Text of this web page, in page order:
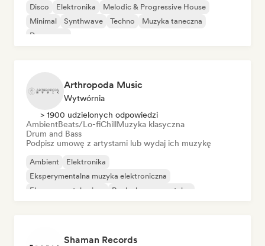
Disco Elektronika
Melodic & Progressive House
Minimal
Synthwave Techno
Muzyka taneczna
Dance pop
Arthropoda Music
Wytwórnia
> 1900 udzielonych odpowiedzi
AmbientBeats/Lo-fiChillMuzyka klasyczna
Drum and Bass
Podpisz umowę z artystami lub wydaj ich muzykę
Ambient
Elektronika
Eksperymentalna muzyka elektroniczna
Eksperymentalny jazz
Rock eksperymentalny
Shaman Records